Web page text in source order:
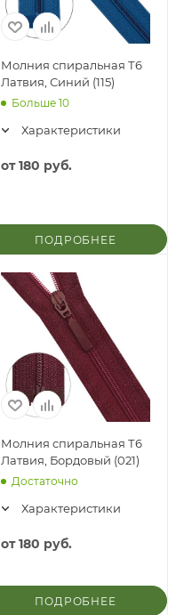
Молния спиральная Т6
Латвия, Синий (115)
Больше 10
Характеристики
от180 руб.
ПОДРОБНЕЕ
Молния спиральная Т6
Латвия, Бордовый (021)
Достаточно
Характеристики
от180 руб.
ПОДРОБНЕЕ